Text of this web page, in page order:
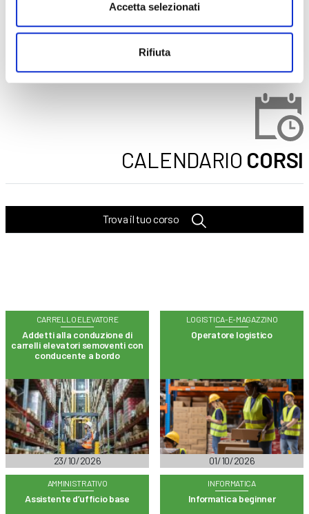
Accetta selezionati
Rifiuta
Seleziona e filtra per:
CALENDARIO CORSI
Trova il tuo corso
CARRELLO ELEVATORE
Addetti alla conduzione di
carrelli elevatori semoventi con
conducente a bordo
23/10/2026
LOGISTICA-E-MAGAZZINO
Operatore logistico
01/10/2026
AMMINISTRATIVO
Assistente d’ufficio base
INFORMATICA
Informatica beginner